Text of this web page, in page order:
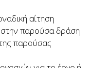
αίτηση
παρούσα δράση
παρούσας